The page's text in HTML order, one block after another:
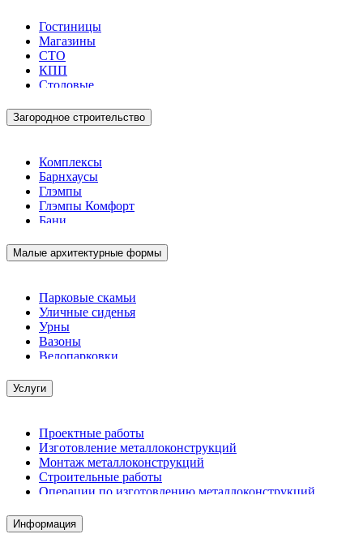
Гостиницы
Магазины
СТО
КПП
Столовые
Загородное строительство
Комплексы
Барнхаусы
Глэмпы
Глэмпы Комфорт
Бани
Малые архитектурные формы
Парковые скамьи
Уличные сиденья
Урны
Вазоны
Велопарковки
Услуги
Проектные работы
Изготовление металлоконструкций
Монтаж металлоконструкций
Строительные работы
Операции по изготовлению металлоконструкций
Комплектация металлопроката
Изготовление винтовых свай
Информация